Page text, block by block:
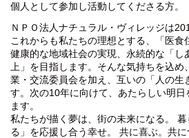
個人として参加し活動してくださる方。
ＮＰＯ法人ナチュラル・ヴィレッジは
これからも私たちの理想とする、「医食
健康的な地域社会の実現、永続的な「し
上」を目指します。そんな気持ちを込
業・交流委員会を加え、互いの「人の生
す。次の10年に向けて、あたらしい明日
ます。
私たちが描く夢は、街の未来になる。
る」を応援し合う幸せ。 共に喜ぶ。共